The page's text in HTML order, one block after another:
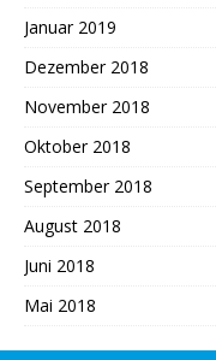
Januar 2019
Dezember 2018
November 2018
Oktober 2018
September 2018
August 2018
Juni 2018
Mai 2018